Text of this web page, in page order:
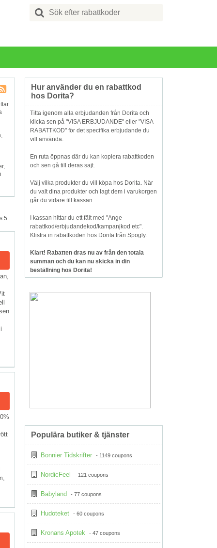
Search
for:
5
Hur använder du en rabattkod
hos Dorita?
Titta igenom alla erbjudanden från Dorita och
klicka sen på "VISA ERBJUDANDE" eller "VISA
RABATTKOD" för det specifika erbjudande du
vill använda.
En ruta öppnas där du kan kopiera rabattkoden
och sen gå till deras sajt.
Välj vilka produkter du vill köpa hos Dorita. När
du valt dina produkter och lagt dem i varukorgen
går du vidare till kassan.
I kassan hittar du ett fält med "Ange
rabattkod/erbjudandekod/kampanjkod etc".
Klistra in rabattkoden hos Dorita från Spogly.
Klart! Rabatten dras nu av från den totala
summan och du kan nu skicka in din
beställning hos Dorita!
Populära butiker & tjänster
Bonnier Tidskrifter - 1149 coupons
NordicFeel - 121 coupons
Babyland - 77 coupons
Hudoteket - 60 coupons
Kronans Apotek - 47 coupons